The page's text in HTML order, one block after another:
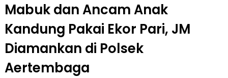
Mabuk dan Ancam Anak
Kandung Pakai Ekor Pari, JM
Diamankan di Polsek
Aertembaga